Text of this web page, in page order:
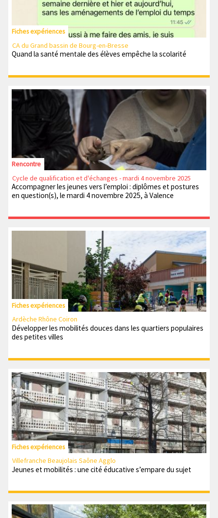
Fiches expériences
CA du Grand bassin de Bourg-en-Bresse
Quand la santé mentale des élèves empêche la scolarité
Rencontre
Cycle de qualification et d'échanges - mardi 4 novembre 2025
Accompagner les jeunes vers l’emploi : diplômes et postures
en question(s), le mardi 4 novembre 2025, à Valence
Fiches expériences
Ardèche Rhône Coiron
Développer les mobilités douces dans les quartiers populaires
des petites villes
Fiches expériences
Villefranche Beaujolais Saône Agglo
Jeunes et mobilités : une cité éducative s’empare du sujet